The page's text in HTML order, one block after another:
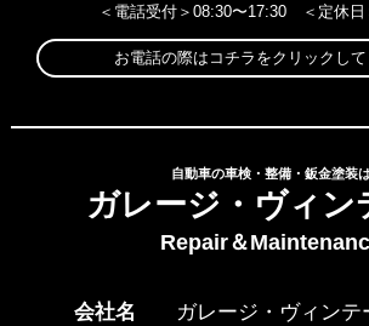
＜電話受付＞08:30〜17:30 ＜定休日
お電話の際はコチラをクリックし
自動車の車検・整備・鈑金塗装
ガレージ・ヴィン
Repair＆
会社名 ガレージ・ヴィンテ